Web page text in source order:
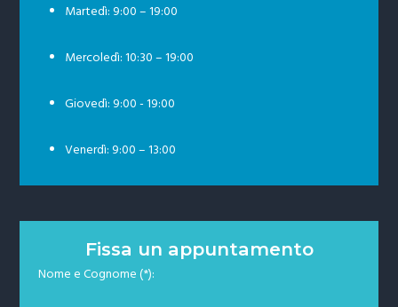
Martedì: 9:00 – 19:00
Mercoledì: 10:30 – 19:00
Giovedì: 9:00 - 19:00
Venerdì: 9:00 – 13:00
Fissa un appuntamento
Nome e Cognome (*):